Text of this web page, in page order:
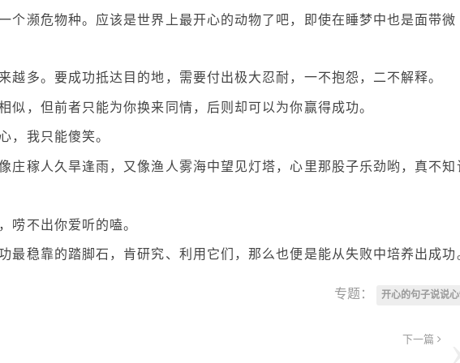
个濒危物种。应该是世界上最开心的动物了吧，即使在睡梦中也是面带微
越多。要成功抵达目的地，需要付出极大忍耐，一不抱怨，二不解释。
似，但前者只能为你换来同情，后则却可以为你赢得成功。
，我只能傻笑。
庄稼人久旱逢雨，又像渔人雾海中望见灯塔，心里那股子乐劲哟，真不知
唠不出你爱听的嗑。
最稳靠的踏脚石，肯研究、利用它们，那么也便是能从失败中培养出成功
专题： 开心的句子说说
下一篇